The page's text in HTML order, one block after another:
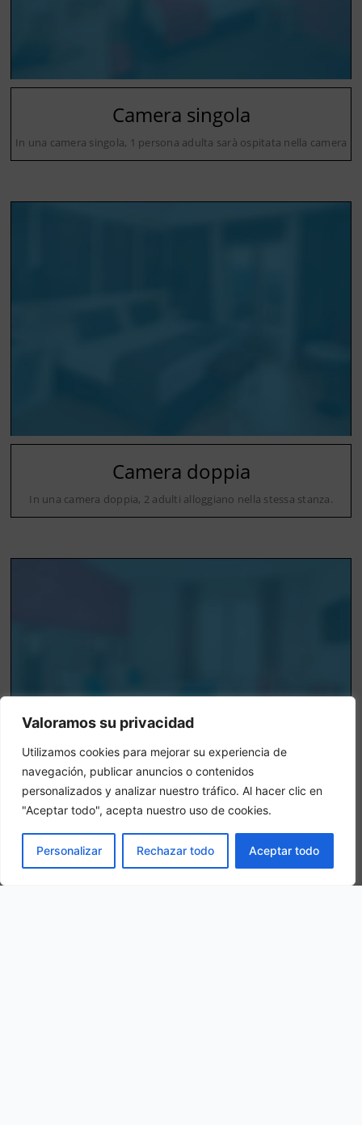
Valoramos su privacidad
Utilizamos cookies para mejorar su experiencia de
navegación, publicar anuncios o contenidos
personalizados y analizar nuestro tráfico. Al hacer clic en
"Aceptar todo", acepta nuestro uso de cookies.
Personalizar Rechazar todo Aceptar todo
Camera singola
In una camera singola, 1 persona adulta sarà ospitata nella camera
Camera doppia
In una camera doppia, 2 adulti alloggiano nella stessa stanza.
Camera tripla
In una camera tripla, 3 adulti alloggiano nella stessa stanza
PRENOTA